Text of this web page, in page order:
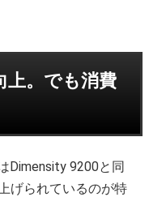
上。でも消費
Dimensity 9200と同
げられているのが特